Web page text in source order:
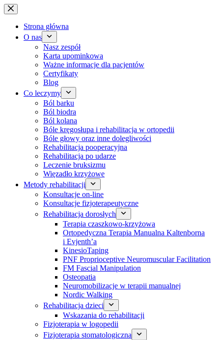
Przejdź
do
treści
Strona główna
O nas
Nasz zespół
Karta upominkowa
Ważne informacje dla pacjentów
Certyfikaty
Blog
Co leczymy
Ból barku
Ból biodra
Ból kolana
Bóle kręgosłupa i rehabilitacja w ortopedii
Bóle głowy oraz inne dolegliwości
Rehabilitacja pooperacyjna
Rehabilitacja po udarze
Leczenie bruksizmu
Więzadło krzyżowe
Metody rehabilitacji
Konsultacje on-line
Konsultacje fizjoterapeutyczne
Rehabilitacja dorosłych
Terapia czaszkowo-krzyżowa
Ortopedyczna Terapia Manualna Kaltenborna
i Evjenth’a
KinesioTaping
PNF Proprioceptive Neuromuscular Facilitation
FM Fascial Manipulation
Osteopatia
Neuromobilizacje w terapii manualnej
Nordic Walking
Rehabilitacja dzieci
Wskazania do rehabilitacji
Fizjoterapia w logopedii
Fizjoterapia stomatologiczna